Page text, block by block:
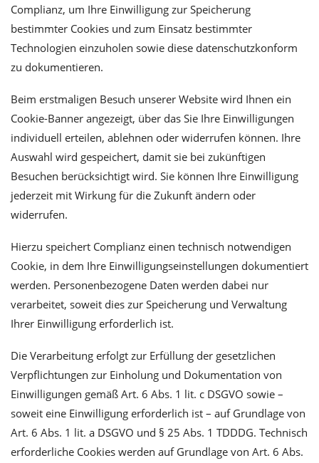
Complianz, um Ihre Einwilligung zur Speicherung
bestimmter Cookies und zum Einsatz bestimmter
Technologien einzuholen sowie diese datenschutzkonform
zu dokumentieren.
Beim erstmaligen Besuch unserer Website wird Ihnen ein
Cookie-Banner angezeigt, über das Sie Ihre Einwilligungen
individuell erteilen, ablehnen oder widerrufen können. Ihre
Auswahl wird gespeichert, damit sie bei zukünftigen
Besuchen berücksichtigt wird. Sie können Ihre Einwilligung
jederzeit mit Wirkung für die Zukunft ändern oder
widerrufen.
Hierzu speichert Complianz einen technisch notwendigen
Cookie, in dem Ihre Einwilligungseinstellungen dokumentiert
werden. Personenbezogene Daten werden dabei nur
verarbeitet, soweit dies zur Speicherung und Verwaltung
Ihrer Einwilligung erforderlich ist.
Die Verarbeitung erfolgt zur Erfüllung der gesetzlichen
Verpflichtungen zur Einholung und Dokumentation von
Einwilligungen gemäß Art. 6 Abs. 1 lit. c DSGVO sowie –
soweit eine Einwilligung erforderlich ist – auf Grundlage von
Art. 6 Abs. 1 lit. a DSGVO und § 25 Abs. 1 TDDDG. Technisch
erforderliche Cookies werden auf Grundlage von Art. 6 Abs.